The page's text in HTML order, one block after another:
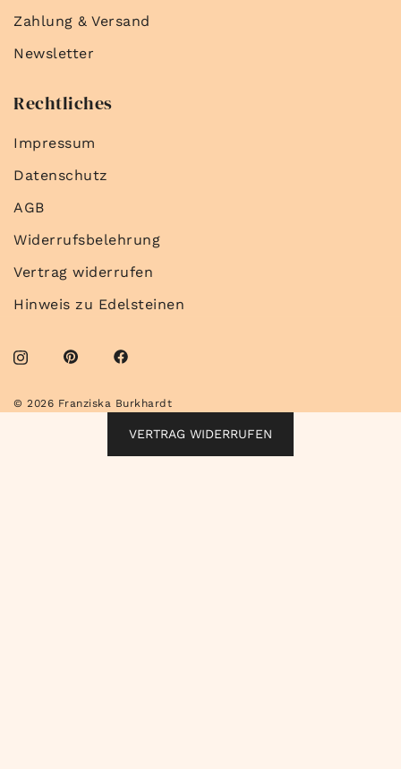
Zahlung & Versand
Newsletter
Rechtliches
Impressum
Datenschutz
AGB
Widerrufsbelehrung
Vertrag widerrufen
Hinweis zu Edelsteinen
© 2026 Franziska Burkhardt
VERTRAG WIDERRUFEN